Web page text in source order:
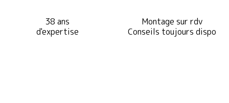
38 ans
d'expertise
Montage sur rdv
Conseils toujours dispo